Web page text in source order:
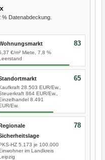
Datenabdeckung.
€/m² Miete, 7,8 %
83
28.503 EUR/Ew.,
864 EUR/Ew.,
8.491
Ew.
65
HZ 5.173 je 100.000
im Landkreis
78